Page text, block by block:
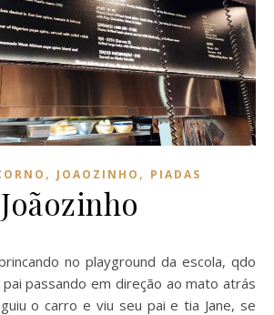
, JOAOZINHO , PIADAS
Joãozinho
passando em direção ao mato atrás
o carro e viu seu pai e tia Jane, se